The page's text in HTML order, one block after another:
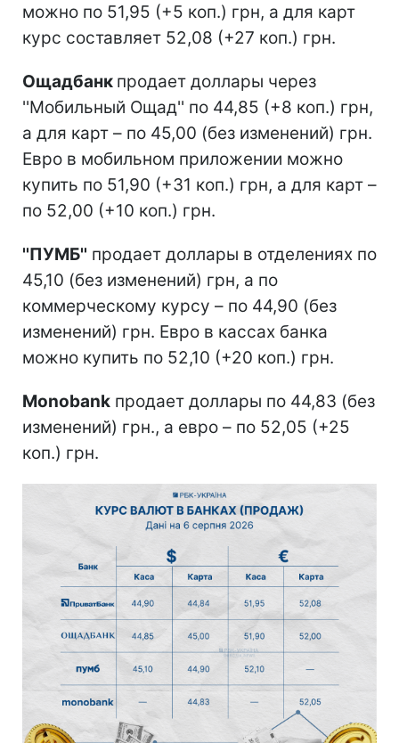
можно по 51,95 (+5 коп.) грн, а для карт
курс составляет 52,08 (+27 коп.) грн.
Ощадбанк продает доллары через
''Мобильный Ощад'' по 44,85 (+8 коп.) грн,
а для карт – по 45,00 (без изменений) грн.
Евро в мобильном приложении можно
купить по 51,90 (+31 коп.) грн, а для карт –
по 52,00 (+10 коп.) грн.
''ПУМБ'' продает доллары в отделениях по
45,10 (без изменений) грн, а по
коммерческому курсу – по 44,90 (без
изменений) грн. Евро в кассах банка
можно купить по 52,10 (+20 коп.) грн.
Monobank продает доллары по 44,83 (без
изменений) грн., а евро – по 52,05 (+25
коп.) грн.